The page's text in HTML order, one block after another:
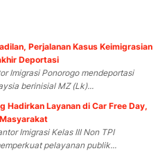
Perjalanan Kasus Keimigrasian
Deportasi
Imigrasi Ponorogo mendeportasi
berinisial MZ (Lk)...
Hadirkan Layanan di Car Free Day,
Imigrasi Kelas III Non TPI
pelayanan publik...